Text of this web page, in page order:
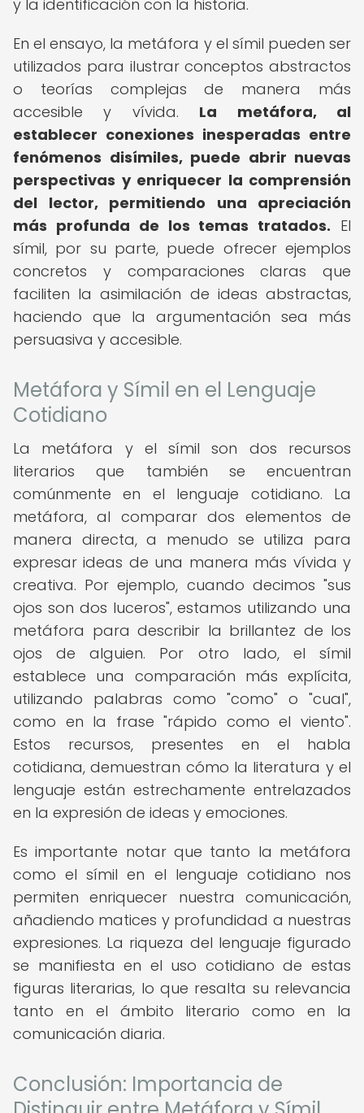
y la identificación con la historia.
En el ensayo, la metáfora y el símil pueden ser
utilizados para ilustrar conceptos abstractos
o teorías complejas de manera más
accesible y vívida. La metáfora, al
establecer conexiones inesperadas entre
fenómenos disímiles, puede abrir nuevas
perspectivas y enriquecer la comprensión
del lector, permitiendo una apreciación
más profunda de los temas tratados. El
símil, por su parte, puede ofrecer ejemplos
concretos y comparaciones claras que
faciliten la asimilación de ideas abstractas,
haciendo que la argumentación sea más
persuasiva y accesible.
Metáfora y Símil en el Lenguaje
Cotidiano
La metáfora y el símil son dos recursos
literarios que también se encuentran
comúnmente en el lenguaje cotidiano. La
metáfora, al comparar dos elementos de
manera directa, a menudo se utiliza para
expresar ideas de una manera más vívida y
creativa. Por ejemplo, cuando decimos "sus
ojos son dos luceros", estamos utilizando una
metáfora para describir la brillantez de los
ojos de alguien. Por otro lado, el símil
establece una comparación más explícita,
utilizando palabras como "como" o "cual",
como en la frase "rápido como el viento".
Estos recursos, presentes en el habla
cotidiana, demuestran cómo la literatura y el
lenguaje están estrechamente entrelazados
en la expresión de ideas y emociones.
Es importante notar que tanto la metáfora
como el símil en el lenguaje cotidiano nos
permiten enriquecer nuestra comunicación,
añadiendo matices y profundidad a nuestras
expresiones. La riqueza del lenguaje figurado
se manifiesta en el uso cotidiano de estas
figuras literarias, lo que resalta su relevancia
tanto en el ámbito literario como en la
comunicación diaria.
Conclusión: Importancia de